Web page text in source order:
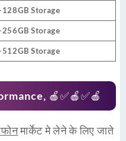
Storage
Storage
Storage
, 🍎✅🍎✅🍎
मार्केट मे लेने के लिए जाते